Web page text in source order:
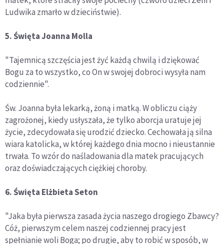
Ludwika zmarło w dzieciństwie).
5. Święta Joanna Molla
"Tajemnicą szczęścia jest żyć każdą chwilą i dziękować
Bogu za to wszystko, co On w swojej dobroci wysyła nam
codziennie".
Św. Joanna była lekarką, żoną i matką. W obliczu ciąży
zagrożonej, kiedy usłyszała, że tylko aborcja uratuje jej
życie, zdecydowała się urodzić dziecko. Cechowała ją silna
wiara katolicka, w której każdego dnia mocno i nieustannie
trwała. To wzór do naśladowania dla matek pracujących
oraz doświadczających ciężkiej choroby.
6. Święta Elżbieta Seton
"Jaka była pierwsza zasada życia naszego drogiego Zbawcy?
Cóż, pierwszym celem naszej codziennej pracy jest
spełnianie woli Boga; po drugie, aby to robić w sposób, w